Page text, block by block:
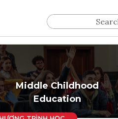
Middle Childhood
Education